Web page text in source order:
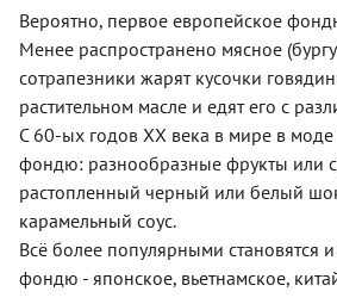
хорошо
сочетается
фруктами
и
ягодами.
желании
фондю
можно
с
молочным
приготовить
угощение
не
составит
большого
труда!
Куда
сложнее
обжечься
расплавленным
сыром,
помните
– вы
приобщаетесь
к
классике,
достоянию
и
гордости
швейцарской
кухни!
Рецептов
фондю
очень
много, в
Вероятно, первое европейское
Менее распространено мясное
сотрапезники жарят кусочки
растительном масле и едят его с
С 60-ых годов ХХ века в мире в моде
фондю: разнообразные фрукты или
растопленный черный или белый
карамельный соус.
Всё более популярными становятся
фондю - японское, вьетнамское,